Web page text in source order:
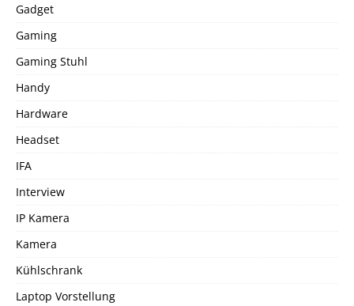
Gadget
Gaming
Gaming Stuhl
Handy
Hardware
Headset
IFA
Interview
IP Kamera
Kamera
Kühlschrank
Laptop Vorstellung